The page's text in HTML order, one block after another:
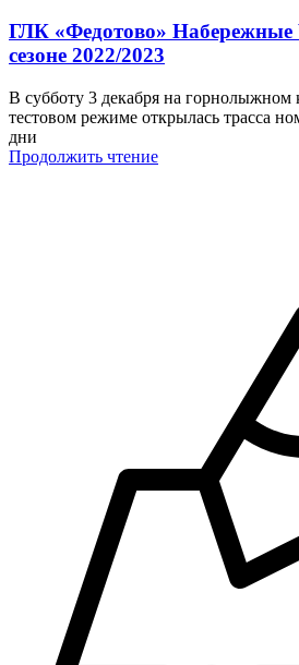
ГЛК «Федотово»
сезоне 2022/2023
В субботу 3 декабря на горнолыжном
тестовом режиме открылась трасса
дни
Продолжить чтение